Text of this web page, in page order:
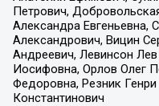
Петрович,
Александра Евгеньевна,
Александрович, Вицин
Андреевич, Левинсон
Иосифовна, Орлов Олег
Федоровна, Резник
Константинович